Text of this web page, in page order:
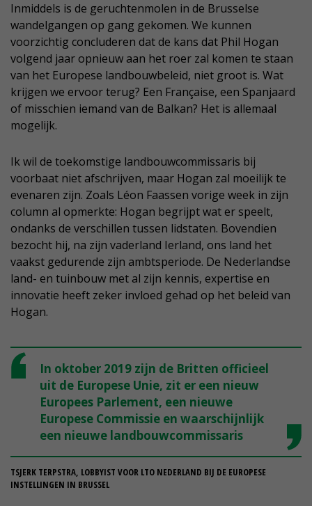
Inmiddels is de geruchtenmolen in de Brusselse
wandelgangen op gang gekomen. We kunnen
voorzichtig concluderen dat de kans dat Phil Hogan
volgend jaar opnieuw aan het roer zal komen te staan
van het Europese landbouwbeleid, niet groot is. Wat
krijgen we ervoor terug? Een Française, een Spanjaard
of misschien iemand van de Balkan? Het is allemaal
mogelijk.
Ik wil de toekomstige landbouwcommissaris bij
voorbaat niet afschrijven, maar Hogan zal moeilijk te
evenaren zijn. Zoals Léon Faassen vorige week in zijn
column al opmerkte: Hogan begrijpt wat er speelt,
ondanks de verschillen tussen lidstaten. Bovendien
bezocht hij, na zijn vaderland Ierland, ons land het
vaakst gedurende zijn ambtsperiode. De Nederlandse
land- en tuinbouw met al zijn kennis, expertise en
innovatie heeft zeker invloed gehad op het beleid van
Hogan.
In oktober 2019 zijn de Britten officieel
uit de Europese Unie, zit er een nieuw
Europees Parlement, een nieuwe
Europese Commissie en waarschijnlijk
een nieuwe landbouwcommissaris
TSJERK TERPSTRA, LOBBYIST VOOR LTO NEDERLAND BIJ DE EUROPESE
INSTELLINGEN IN BRUSSEL